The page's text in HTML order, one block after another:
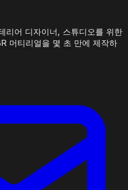
리어 디자이너, 스튜디오를 위한
머티리얼을 몇 초 만에 제작하